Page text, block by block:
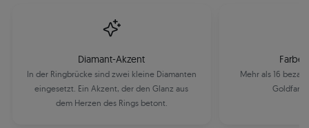
Diamant-Akzent
In der Ringbrücke sind zwei kleine Diamanten
eingesetzt. Ein Akzent, der den Glanz aus
dem Herzen des Rings betont.
Farbe
Mehr als 16